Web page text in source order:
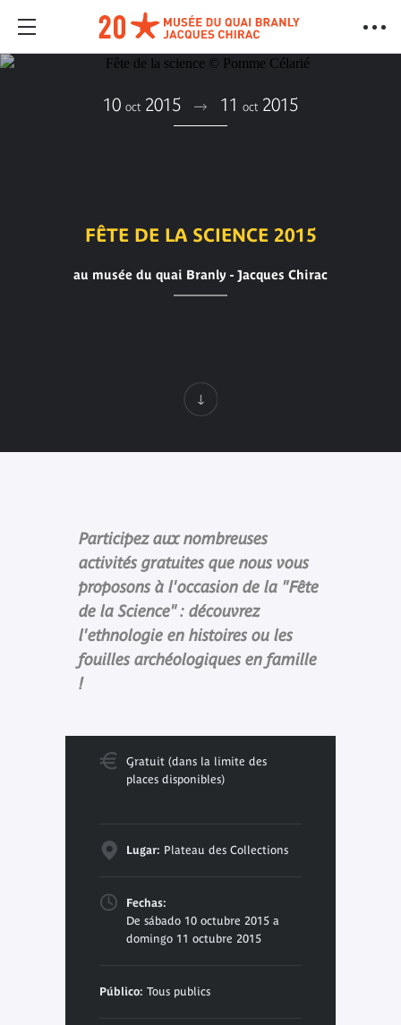
10 oct 2015 11 oct 2015
FÊTE DE LA SCIENCE 2015
au musée du quai Branly - Jacques Chirac
Participez aux nombreuses
activités gratuites que nous vous
proposons à l'occasion de la "Fête
de la Science" : découvrez
l'ethnologie en histoires ou les
fouilles archéologiques en famille
!
Gratuit (dans la limite des
places disponibles)
Lugar: Plateau des Collections
Fechas:
De sábado 10 octubre 2015 a
domingo 11 octubre 2015
Público: Tous publics